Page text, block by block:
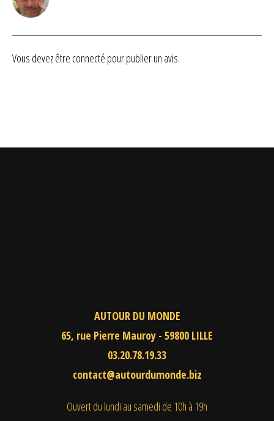
Vous devez être connecté pour publier un avis.
AUTOUR DU MONDE
65, rue Pierre Mauroy - 59800 LILLE
03.20.78.19.33
contact@autourdumonde.biz
Ouvert du lundi au samedi de 10h à 19h